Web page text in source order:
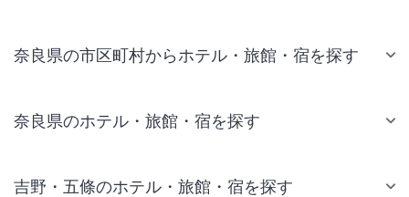
奈良県の市区町村からホテル・旅館・宿を探す
奈良県のホテル・旅館・宿を探す
吉野・五條のホテル・旅館・宿を探す